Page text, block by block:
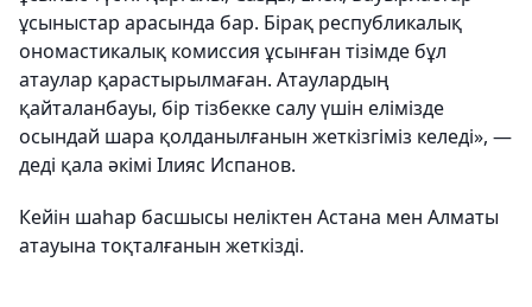
ұсыныстар арасында бар. Бірақ республикалық
ономастикалық комиссия ұсынған тізімде бұл
атаулар қарастырылмаған. Атаулардың
қайталанбауы, бір тізбекке салу үшін елімізде
осындай шара қолданылғанын жеткізгіміз келеді», —
деді қала әкімі Ілияс Испанов.
Кейін шаһар басшысы неліктен Астана мен Алматы
атауына тоқталғанын жеткізді.